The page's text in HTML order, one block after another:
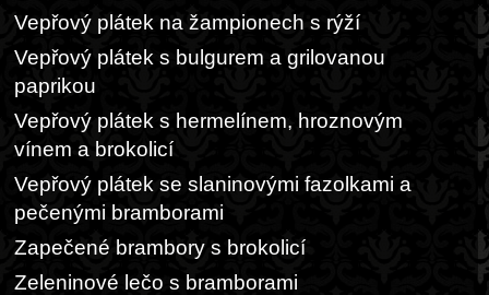
Vepřový plátek na žampionech s rýží
Vepřový plátek s bulgurem a grilovanou
paprikou
Vepřový plátek s hermelínem, hroznovým
vínem a brokolicí
Vepřový plátek se slaninovými fazolkami a
pečenými bramborami
Zapečené brambory s brokolicí
Zeleninové lečo s bramborami